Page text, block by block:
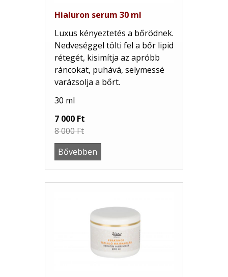
Hialuron serum 30 ml
Luxus kényeztetés a bőrödnek.
Nedveséggel tölti fel a bőr lipid
rétegét, kisimítja az apróbb
ráncokat, puhává, selymessé
varázsolja a bőrt.
30 ml
7 000 Ft
8 000 Ft
Bővebben